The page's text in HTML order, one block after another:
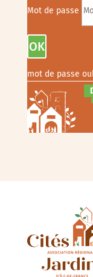
Mot de passe
OK
mot de passe